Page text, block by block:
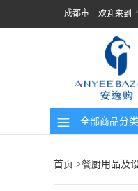
成都市 欢迎来到
全部商品分类
首页 >餐厨用品及